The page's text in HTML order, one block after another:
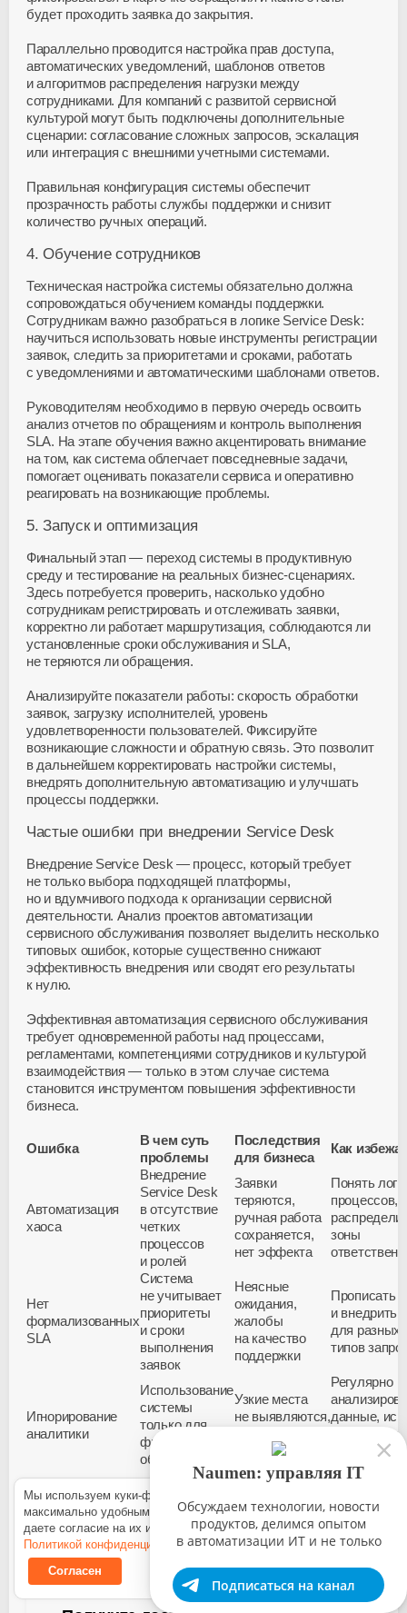
будет проходить заявка до закрытия.
Параллельно проводится настройка прав доступа,
автоматических уведомлений, шаблонов ответов
и алгоритмов распределения нагрузки между
сотрудниками. Для компаний с развитой сервисной
культурой могут быть подключены дополнительные
сценарии: согласование сложных запросов, эскалация
или интеграция с внешними учетными системами.
Правильная конфигурация системы обеспечит
прозрачность работы службы поддержки и снизит
количество ручных операций.
4. Обучение сотрудников
Техническая настройка системы обязательно должна
сопровождаться обучением команды поддержки.
Сотрудникам важно разобраться в логике Service Desk:
научиться использовать новые инструменты регистрации
заявок, следить за приоритетами и сроками, работать
с уведомлениями и автоматическими шаблонами ответов.
Руководителям необходимо в первую очередь освоить
анализ отчетов по обращениям и контроль выполнения
SLA. На этапе обучения важно акцентировать внимание
на том, как система облегчает повседневные задачи,
помогает оценивать показатели сервиса и оперативно
реагировать на возникающие проблемы.
5. Запуск и оптимизация
Финальный этап — переход системы в продуктивную
среду и тестирование на реальных бизнес-сценариях.
Здесь потребуется проверить, насколько удобно
сотрудникам регистрировать и отслеживать заявки,
корректно ли работает маршрутизация, соблюдаются ли
установленные сроки обслуживания и SLA,
не теряются ли обращения.
Анализируйте показатели работы: скорость обработки
заявок, загрузку исполнителей, уровень
удовлетворенности пользователей. Фиксируйте
возникающие сложности и обратную связь. Это позволит
в дальнейшем корректировать настройки системы,
внедрять дополнительную автоматизацию и улучшать
процессы поддержки.
Частые ошибки при внедрении Service Desk
Внедрение Service Desk — процесс, который требует
не только выбора подходящей платформы,
но и вдумчивого подхода к организации сервисной
деятельности. Анализ проектов автоматизации
сервисного обслуживания позволяет выделить несколько
типовых ошибок, которые существенно снижают
эффективность внедрения или сводят его результаты
к нулю.
Эффективная автоматизация сервисного обслуживания
требует одновременной работы над процессами,
регламентами, компетенциями сотрудников и культурой
взаимодействия — только в этом случае система
становится инструментом повышения эффективности
бизнеса.
Ошибка
В чем суть
проблемы
Последствия
для бизнеса
Как
Автоматизация
хаоса
Внедрение
Service Desk
в отсутствие
четких
процессов
и ролей
Заявки
теряются,
ручная работа
сохраняется,
нет эффекта
Понять
процессов,
зоны
Нет
формализованных
SLA
Система
не учитывает
приоритеты
и сроки
выполнения
заявок
Неясные
ожидания,
жалобы
на качество
поддержки
Прописать
и внедрить
для разных
типов
Игнорирование
аналитики
Использование
системы
только для
фиксации
обращений
Узкие места
не выявляются,
повторяются
Регулярно
данные,
инциденты
и перегрузки
Не учитывается
сопротивление
сотрудников
и пользователей
обучения,
мотивации,
объяснения
пользы
изменений
Система
игнорируется,
работа ведется
вне системы,
теряются
персонал,
обучать,
Мы используем куки-файлы, чтобы наш сайт был
максимально удобным для вас. Нажимая «Согласен», вы
даете согласие на их использование в соответствии с нашей
Политикой конфиденциальности.
Согласен
Naumen: управляя IT
Обсуждаем технологии, новости
продуктов, делимся опытом
в автоматизации ИТ и не только
Подписаться на канал